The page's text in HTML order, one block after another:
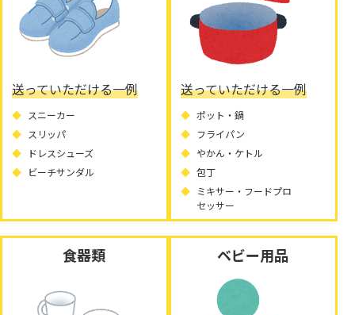
送っていただける一例
スニーカー
スリッパ
ドレスシューズ
ビーチサンダル
送っていただける一例
ポット・鍋
フライパン
やかん・ケトル
包丁
ミキサー・フードプロ
セッサー
食器類 ベビー用品